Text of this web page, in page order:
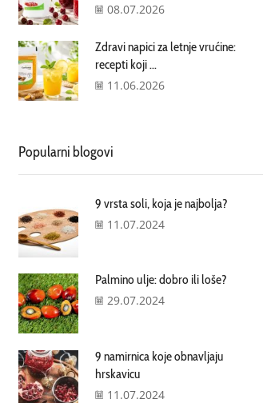
08.07.2026
Zdravi napici za letnje vrućine:
recepti koji ...
11.06.2026
Popularni blogovi
9 vrsta soli, koja je najbolja?
11.07.2024
Palmino ulje: dobro ili loše?
29.07.2024
9 namirnica koje obnavljaju
hrskavicu
11.07.2024